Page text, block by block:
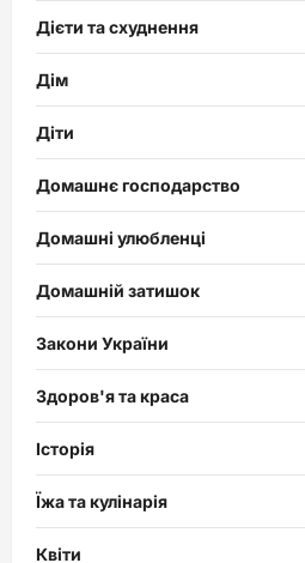
Дієти та схуднення
Дім
Діти
Домашнє господарство
Домашні улюбленці
Домашній затишок
Закони України
Здоров'я та краса
Історія
Їжа та кулінарія
Квіти